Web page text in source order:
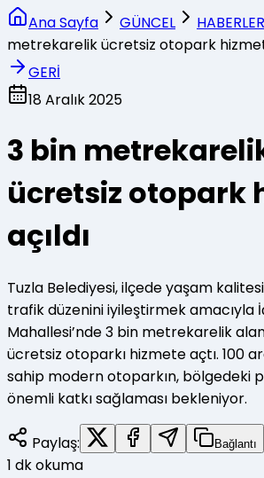
Ana Sayfa GÜNCEL HABERLER
metrekarelik ücretsiz otopark
GERİ
18 Aralık 2025
3 bin
ücretsiz otopark
açıldı
Tuzla Belediyesi, ilçede yaşam
trafik düzenini iyileştirmek amacıyla
Mahallesi’nde 3 bin metrekarelik
ücretsiz otoparkı hizmete açtı. 100
sahip modern otoparkın, bölgedeki
önemli katkı sağlaması bekleniyor.
Paylaş: Bağlantı
1 dk okuma